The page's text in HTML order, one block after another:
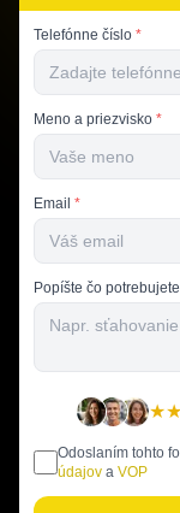
Telefónne číslo *
Meno a priezvisko *
Email *
Popíšte čo potrebujete
Odoslaním tohto
údajov a VOP